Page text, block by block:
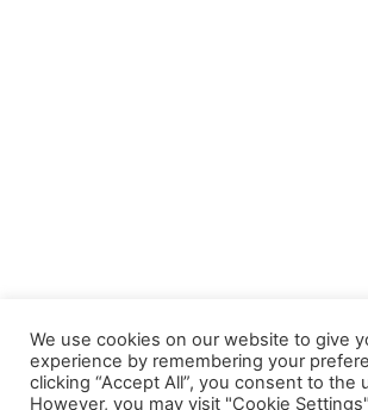
We use cookies on our website to give
experience by remembering your
clicking “Accept All”, you consent to the
However, you may visit "Cookie